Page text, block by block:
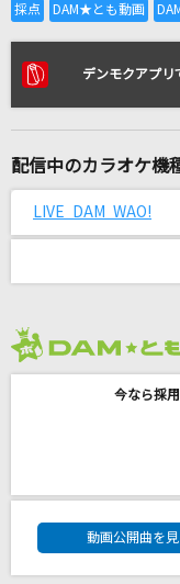
リアルタ
新しい文明開化
SHINY DAYS
梶原景時(井上和彦)
フレンズ
デンモクアプリ
配信中のカラオケ機
LIVE DAM WAO!
今なら採
DAM★と
動画公開曲を見